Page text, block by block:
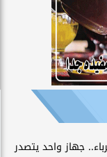
جهاز واحد يتصدر